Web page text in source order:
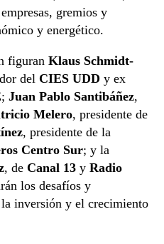
gremios y
y energético.
figuran Klaus Schmidt-
del CIES UDD y ex
; Juan Pablo Santibáñez,
Melero, presidente de
, presidente de la
Centro Sur; y la
, de Canal 13 y Radio
los desafíos y
inversión y el crecimiento